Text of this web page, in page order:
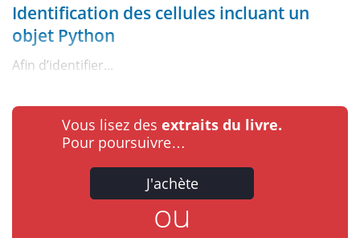
Identification des cellules incluant un
objet Python
Afin d’identifier...
Vous lisez des extraits du livre.
Pour poursuivre…
J'achète
ou